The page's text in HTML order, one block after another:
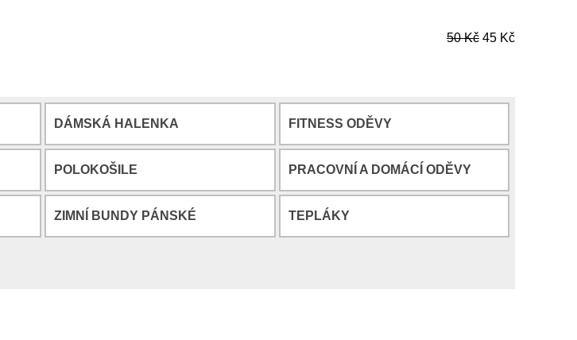
50 Kč 45 Kč
DÁMSKÁ HALENKA FITNESS ODĚVY
POLOKOŠILE PRACOVNÍ A DOMÁCÍ ODĚVY
ZIMNÍ BUNDY PÁNSKÉ TEPLÁKY